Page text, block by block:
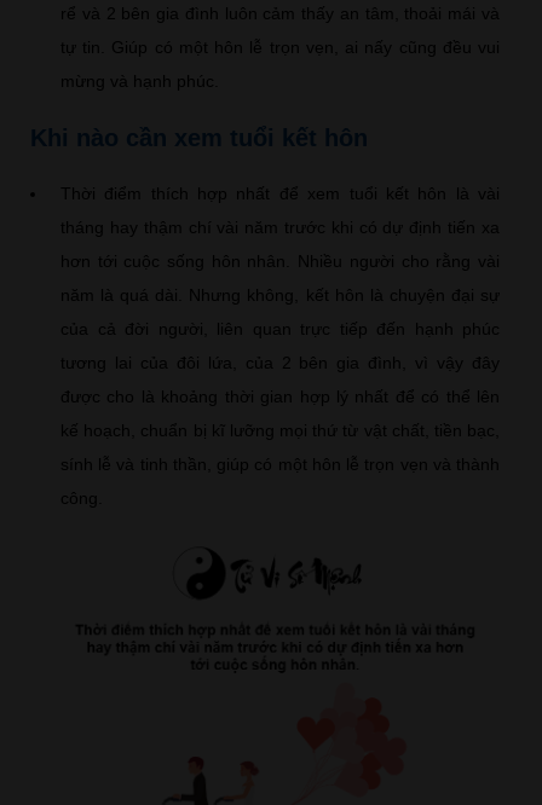
rể và 2 bên gia đình luôn cảm thấy an tâm, thoải mái và
tự tin. Giúp có một hôn lễ trọn vẹn, ai nấy cũng đều vui
mừng và hạnh phúc.
Khi nào cần xem tuổi kết hôn
Thời điểm thích hợp nhất để xem tuổi kết hôn là vài
tháng hay thậm chí vài năm trước khi có dự định tiến xa
hơn tới cuộc sống hôn nhân. Nhiều người cho rằng vài
năm là quá dài. Nhưng không, kết hôn là chuyện đại sự
của cả đời người, liên quan trực tiếp đến hạnh phúc
tương lai của đôi lứa, của 2 bên gia đình, vì vậy đây
được cho là khoảng thời gian hợp lý nhất để có thể lên
kế hoạch, chuẩn bị kĩ lưỡng mọi thứ từ vật chất, tiền bạc,
sính lễ và tinh thần, giúp có một hôn lễ trọn vẹn và thành
công.